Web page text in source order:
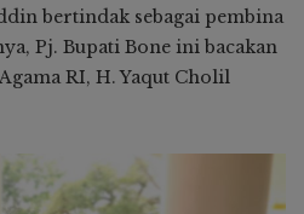
bertindak sebagai pembina
Pj. Bupati Bone ini bacakan
RI, H. Yaqut Cholil